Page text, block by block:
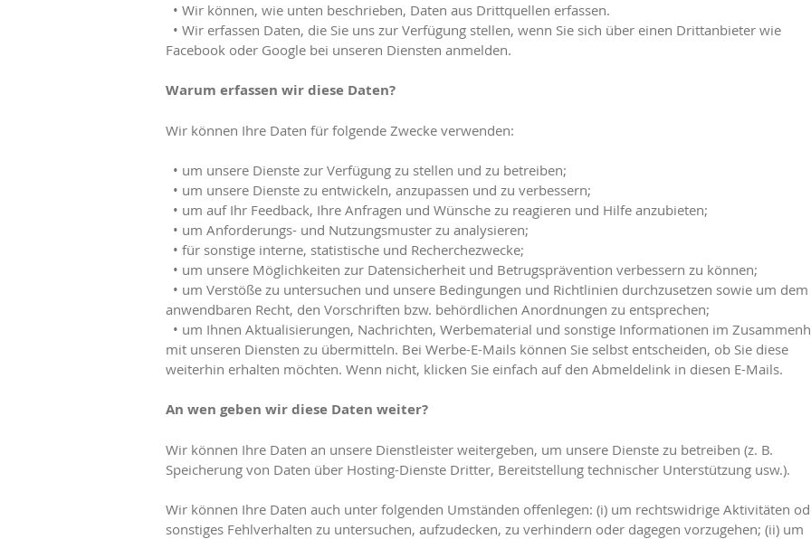
• Wir können, wie unten beschrieben, Daten aus Drittquellen erfassen.
• Wir erfassen Daten, die Sie uns zur Verfügung stellen, wenn Sie sich über einen Drittanbieter wie
Facebook oder Google bei unseren Diensten anmelden.
Warum erfassen wir diese Daten?
Wir können Ihre Daten für folgende Zwecke verwenden:
• um unsere Dienste zur Verfügung zu stellen und zu betreiben;
• um unsere Dienste zu entwickeln, anzupassen und zu verbessern;
• um auf Ihr Feedback, Ihre Anfragen und Wünsche zu reagieren und Hilfe anzubieten;
• um Anforderungs- und Nutzungsmuster zu analysieren;
• für sonstige interne, statistische und Recherchezwecke;
• um unsere Möglichkeiten zur Datensicherheit und Betrugsprävention verbessern zu können;
• um Verstöße zu untersuchen und unsere Bedingungen und Richtlinien durchzusetzen sowie um dem
anwendbaren Recht, den Vorschriften bzw. behördlichen Anordnungen zu entsprechen;
• um Ihnen Aktualisierungen, Nachrichten, Werbematerial und sonstige Informationen im
mit unseren Diensten zu übermitteln. Bei Werbe-E-Mails können Sie selbst entscheiden, ob Sie diese
weiterhin erhalten möchten. Wenn nicht, klicken Sie einfach auf den Abmeldelink in diesen E-Mails.
An wen geben wir diese Daten weiter?
Wir können Ihre Daten an unsere Dienstleister weitergeben, um unsere Dienste zu betreiben (z. B.
Speicherung von Daten über Hosting-Dienste Dritter, Bereitstellung technischer Unterstützung usw.).
Wir können Ihre Daten auch unter folgenden Umständen offenlegen: (i) um rechtswidrige Aktivitäten
sonstiges Fehlverhalten zu untersuchen, aufzudecken, zu verhindern oder dagegen vorzugehen; (ii) um